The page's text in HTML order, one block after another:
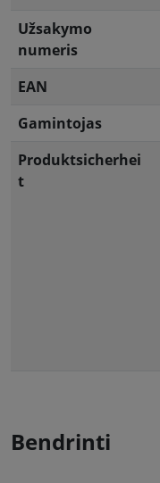
Užsakymo
numeris
EAN
Gamintojas
Produktsicherhei
t
Bendrinti